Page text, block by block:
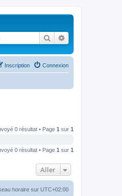
Rechercher
Connexion
Inscription
0 résultat • Page 1 sur 1
0 résultat • Page 1 sur 1
Aller
horaire sur UTC+02:00